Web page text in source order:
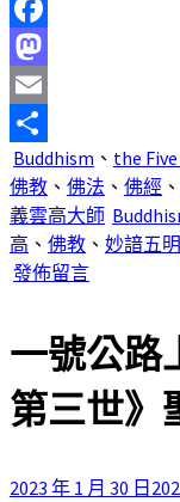
Facebook
Mastodon
Email
分
享
Buddhism 、 the Five
佛教 、 佛法 、 佛經 、
義雲高大師
高 、 佛教 、 妙諳五明
發佈留言
一號公路
第三世》
2023 年 1 月 30 日